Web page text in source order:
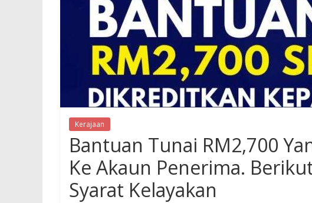
Kerajaan
Bantuan Tunai RM2,700
Ke Akaun Penerima.
Syarat Kelayakan